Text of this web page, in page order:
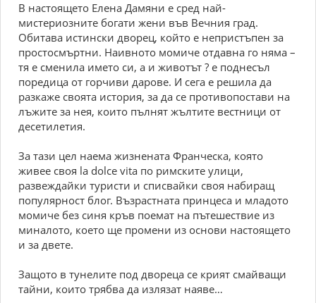
В настоящето Елена Дамяни е сред най-
мистериозните богати жени във Вечния град.
Обитава истински дворец, който е непристъпен за
простосмъртни. Наивното момиче отдавна го няма –
тя е сменила името си, а и животът ? е поднесъл
поредица от горчиви дарове. И сега е решила да
разкаже своята история, за да се противопостави на
лъжите за нея, които пълнят жълтите вестници от
десетилетия.
За тази цел наема жизнената Франческа, която
живее своя la dolce vita по римските улици,
развеждайки туристи и списвайки своя набиращ
популярност блог. Възрастната принцеса и младото
момиче без синя кръв поемат на пътешествие из
миналото, което ще промени из основи настоящето
и за двете.
Защото в тунелите под двореца се крият смайващи
тайни, които трябва да излязат наяве…